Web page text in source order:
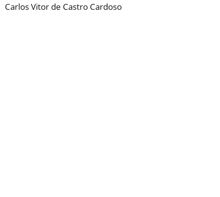
Carlos Vitor de Castro Cardoso